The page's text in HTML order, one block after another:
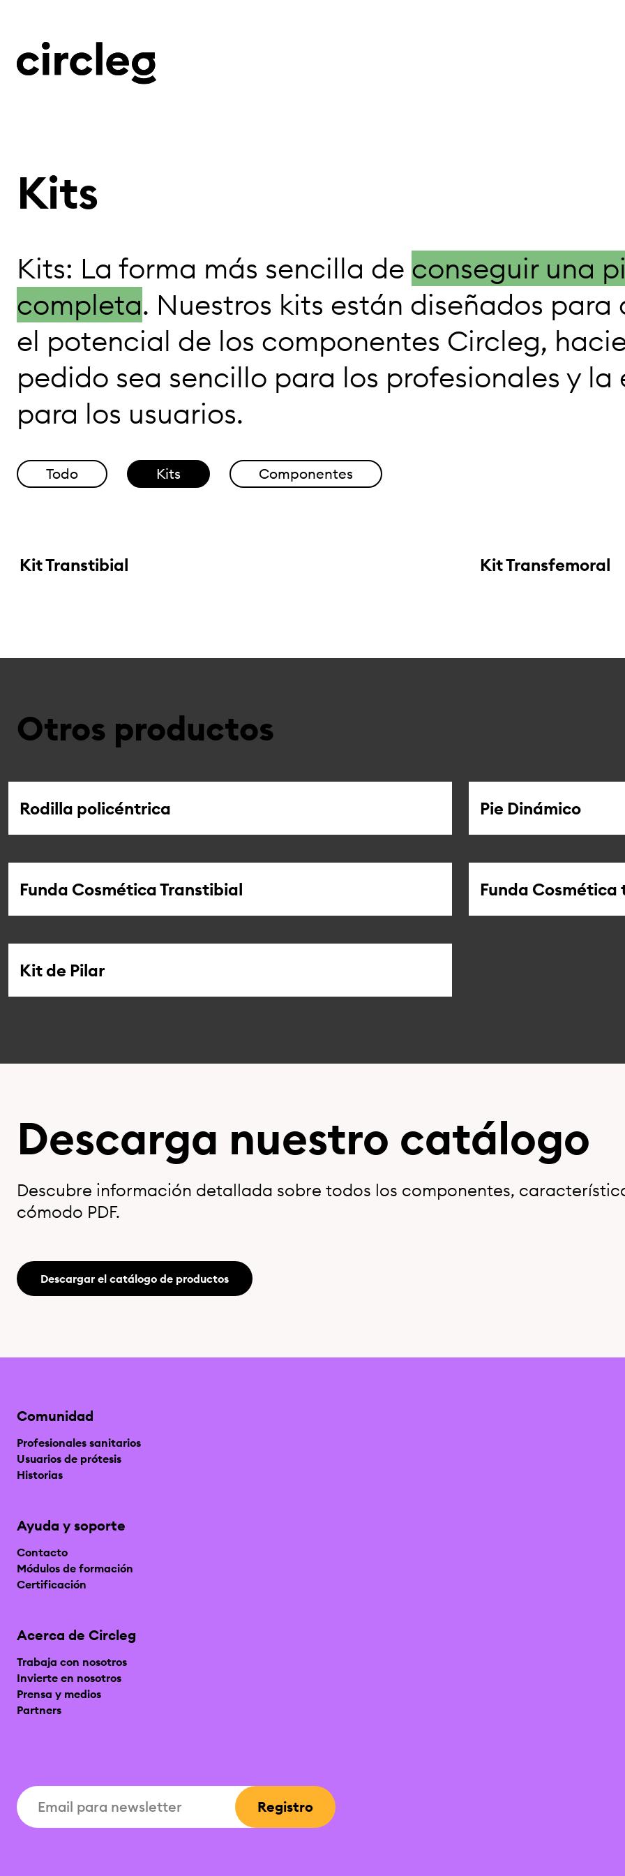
Kits
Kits: La forma más sencilla de conseguir una
completa. Nuestros kits están diseñados
el potencial de los componentes Circleg,
pedido sea sencillo para los profesionales y
para los usuarios.
Todo Kits Componentes
Kit Transtibial Kit Transfemoral
Otros productos
Rodilla policéntrica Pie Dinámico
Funda Cosmética Transtibial Funda
Kit de Pilar
Descarga nuestro catálogo
Descubre información detallada sobre todos los componentes,
cómodo PDF.
Descargar el catálogo de productos
Comunidad
Profesionales sanitarios
Usuarios de prótesis
Historias
Ayuda y soporte
Contacto
Módulos de formación
Certificación
Acerca de Circleg
Trabaja con nosotros
Invierte en nosotros
Prensa y medios
Partners